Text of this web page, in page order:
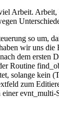
Arbeit.
so um,
wir uns
dem ersten
Routine
solange
zum
evnt_multi-